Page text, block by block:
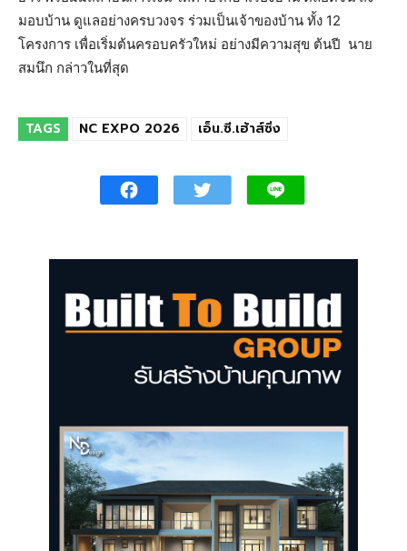
มอบบ้าน ดูแลอย่างครบวงจร ร่วมเป็นเจ้าของบ้าน ทั้ง 12
โครงการ เพื่อเริ่มต้นครอบครัวใหม่ อย่างมีความสุข ต้นปี นาย
สมนึก กล่าวในที่สุด
TAGS NC EXPO 2026 เอ็น.ซี.เฮ้าส์ซิ่ง